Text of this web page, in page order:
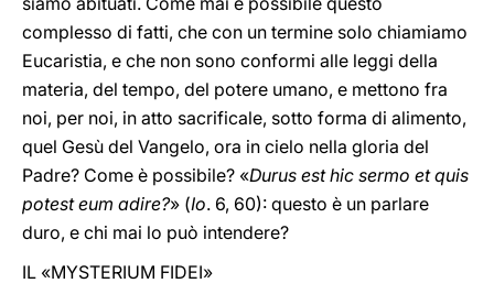
complesso di fatti, che con un termine solo chiamiamo
Eucaristia, e che non sono conformi alle leggi della
materia, del tempo, del potere umano, e mettono fra
noi, per noi, in atto sacrificale, sotto forma di alimento,
quel Gesù del Vangelo, ora in cielo nella gloria del
Padre? Come è possibile? «Durus est hic sermo et quis
potest eum adire?» (Io. 6, 60): questo è un parlare
duro, e chi mai lo può intendere?
IL «MYSTERIUM FIDEI»